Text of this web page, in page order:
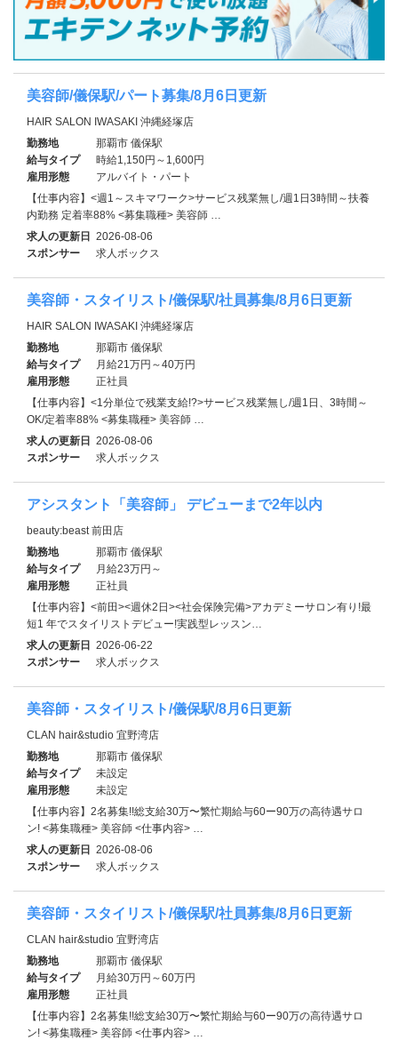
美容師/儀保駅/パート募集/8月6日更新
HAIR SALON IWASAKI 沖縄経塚店
勤務地
那覇市 儀保駅
給与タイプ
時給1,150円～1,600円
雇用形態
アルバイト・パート
【仕事内容】<週1～スキマワーク>サービス残業無し/週1日3時間～扶養
内勤務 定着率88% <募集職種> 美容師 …
求人の更新日 2026-08-06
スポンサー
求人ボックス
美容師・スタイリスト/儀保駅/社員募集/8月6日更新
HAIR SALON IWASAKI 沖縄経塚店
勤務地
那覇市 儀保駅
給与タイプ
月給21万円～40万円
雇用形態
正社員
【仕事内容】<1分単位で残業支給!?>サービス残業無し/週1日、3時間～
OK/定着率88% <募集職種> 美容師 …
求人の更新日 2026-08-06
スポンサー
求人ボックス
アシスタント「美容師」 デビューまで2年以内
beauty:beast 前田店
勤務地
那覇市 儀保駅
給与タイプ
月給23万円～
雇用形態
正社員
【仕事内容】<前田><週休2日><社会保険完備>アカデミーサロン有り!最
短1 年でスタイリストデビュー!実践型レッスン…
求人の更新日 2026-06-22
スポンサー
求人ボックス
美容師・スタイリスト/儀保駅/8月6日更新
CLAN hair&studio 宜野湾店
勤務地
那覇市 儀保駅
給与タイプ
未設定
雇用形態
未設定
【仕事内容】2名募集!!総支給30万〜繁忙期給与60ー90万の高待遇サロ
ン! <募集職種> 美容師 <仕事内容> …
求人の更新日 2026-08-06
スポンサー
求人ボックス
美容師・スタイリスト/儀保駅/社員募集/8月6日更新
CLAN hair&studio 宜野湾店
勤務地
那覇市 儀保駅
給与タイプ
月給30万円～60万円
雇用形態
正社員
【仕事内容】2名募集!!総支給30万〜繁忙期給与60ー90万の高待遇サロ
ン! <募集職種> 美容師 <仕事内容> …